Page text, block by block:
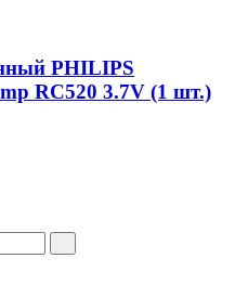
PHILIPS
RC520 3.7V (1 шт.)